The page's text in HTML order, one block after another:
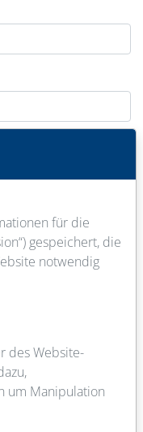
für die
gespeichert, die
notwendig
des Website-
um Manipulation